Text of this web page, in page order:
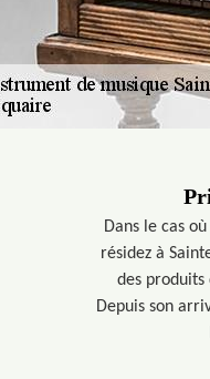
Dans le cas
résidez à
des produits
Depuis son